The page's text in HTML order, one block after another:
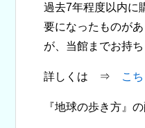
過去7年程度以内に
要になったものが
が、当館までお持ち
詳しくは ⇒ こ
『地球の歩き方